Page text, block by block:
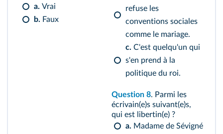
a. Vrai
b. Faux
refuse les
conventions sociales
comme le mariage.
c. C'est quelqu'un qui
s'en prend à la
politique du roi.
Question 8. Parmi les
écrivain(e)s suivant(e)s,
qui est libertin(e) ?
a. Madame de Sévigné